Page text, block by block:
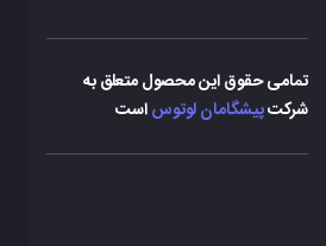
تمامی حقوق این محصول متعلق به
شرکتپیشگامان لوتوساست